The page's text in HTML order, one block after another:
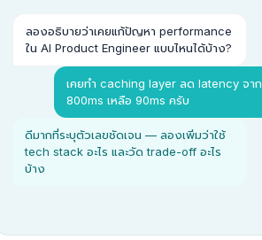
ลองอธิบายว่าเคยแก้ปัญหา performance
ในAI Product Engineer แบบไหนได้บ้าง?
เคยทำ caching layer ลด latency จาก
800ms เหลือ 90ms ครับ
ดีมากที่ระบุตัวเลขชัดเจน — ลองเพิ่มว่าใช้
tech stack อะไร และวัด trade-off อะไร
บ้าง